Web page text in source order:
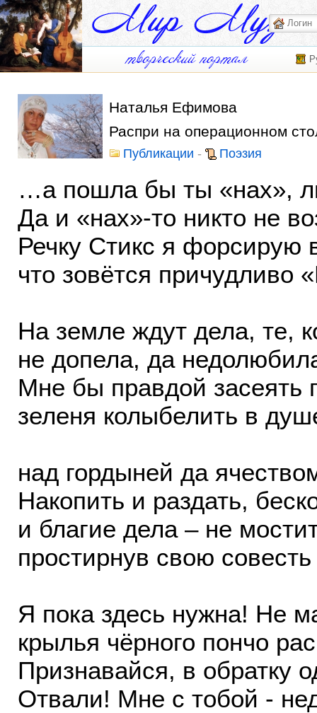
Наталья Ефимова
Распри на операционном
Публикации - Поэзия
…а пошла бы ты «нах»,
Да и «нах»-то никто не
Речку Стикс я форсирую
что зовётся причудливо
На земле ждут дела, те,
не допела, да
Мне бы правдой засеять
зеленя колыбелить в
над гордыней да
Накопить и раздать,
и благие дела – не
простирнув свою
Я пока здесь нужна! Не
крылья чёрного пончо
Признавайся, в обратку
Отвали! Мне с тобой -